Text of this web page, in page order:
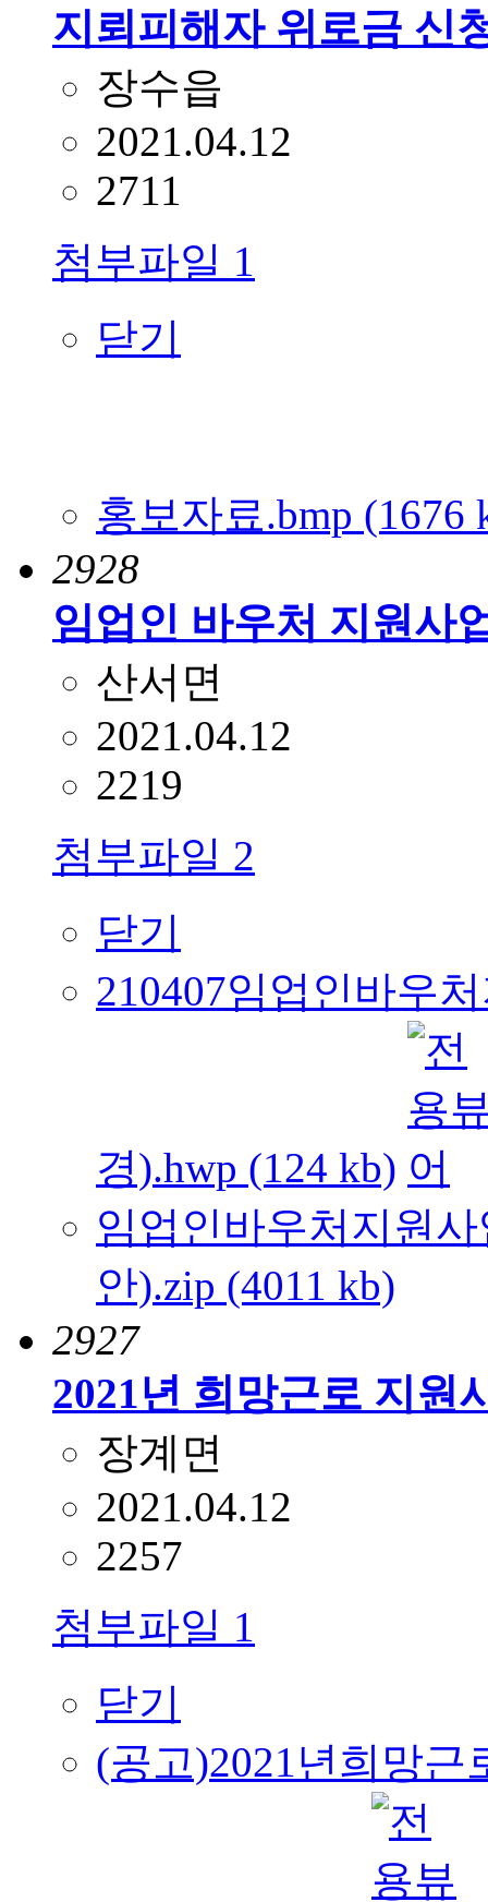
지뢰피해자 위로금 신
장수읍
2021.04.12
2711
첨부파일 1
닫기
홍보자료.bmp (1676
2928
임업인 바우처 지원사
산서면
2021.04.12
2219
첨부파일 2
닫기
210407임업인바우
경).hwp (124 kb)
임업인바우처지원
안).zip (4011 kb)
2927
2021년 희망근로 지원
장계면
2021.04.12
2257
첨부파일 1
닫기
(공고)2021년희망